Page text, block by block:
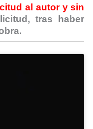
al autor y sin
tras haber